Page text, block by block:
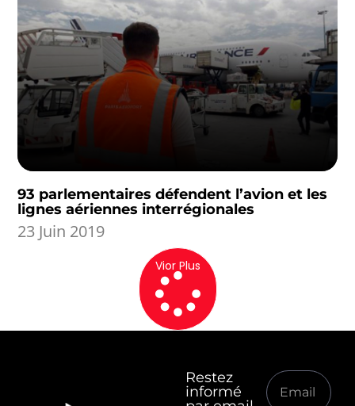
93 parlementaires défendent l’avion et les
lignes aériennes interrégionales
23 Juin 2019
Vior Plus
Restez
informé